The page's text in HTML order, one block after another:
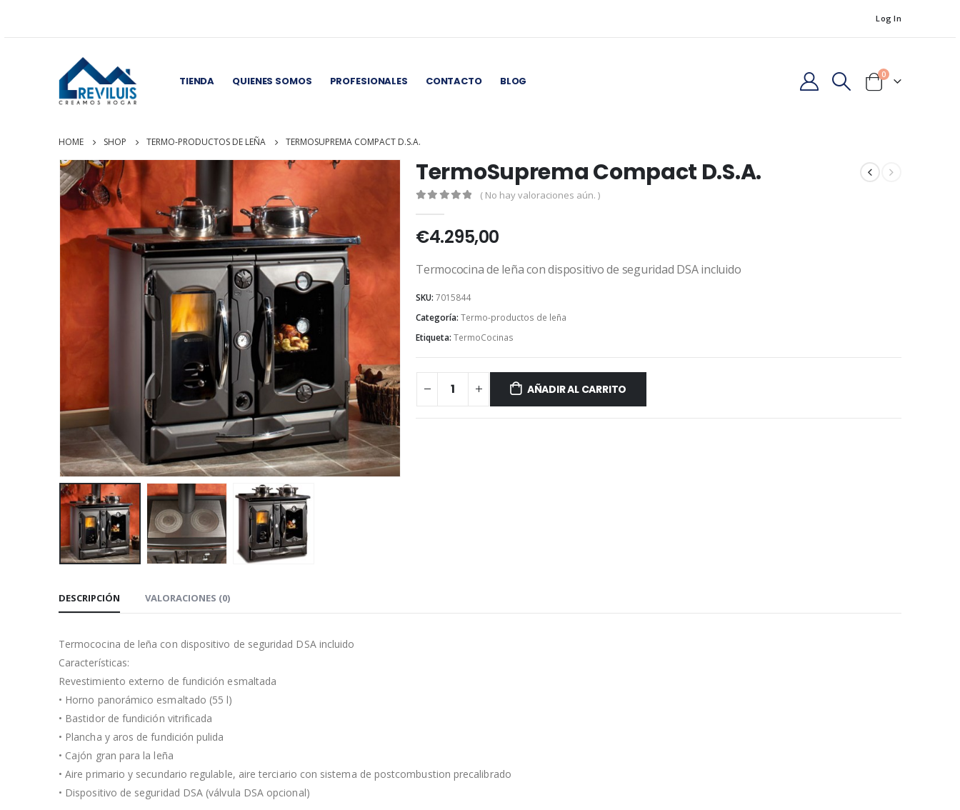
Log In
TIENDA QUIENES SOMOS PROFESIONALES CONTACTO BLOG 0
HOME SHOP TERMO-PRODUCTOS DE LEÑA TERMOSUPREMA COMPACT D.S.A.
TermoSuprema Compact D.S.A.
( No hay valoraciones aún. )
€4.295,00
Termococina de leña con dispositivo de seguridad DSA incluido
SKU: 7015844
Categoría: Termo-productos de leña
Etiqueta: TermoCocinas
AÑADIR AL CARRITO
DESCRIPCIÓN VALORACIONES (0)
Termococina de leña con dispositivo de seguridad DSA incluido
Características:
Revestimiento externo de fundición esmaltada
• Horno panorámico esmaltado (55 l)
• Bastidor de fundición vitrificada
• Plancha y aros de fundición pulida
• Cajón gran para la leña
• Aire primario y secundario regulable, aire terciario con sistema de postcombustion precalibrado
• Dispositivo de seguridad DSA (válvula DSA opcional)